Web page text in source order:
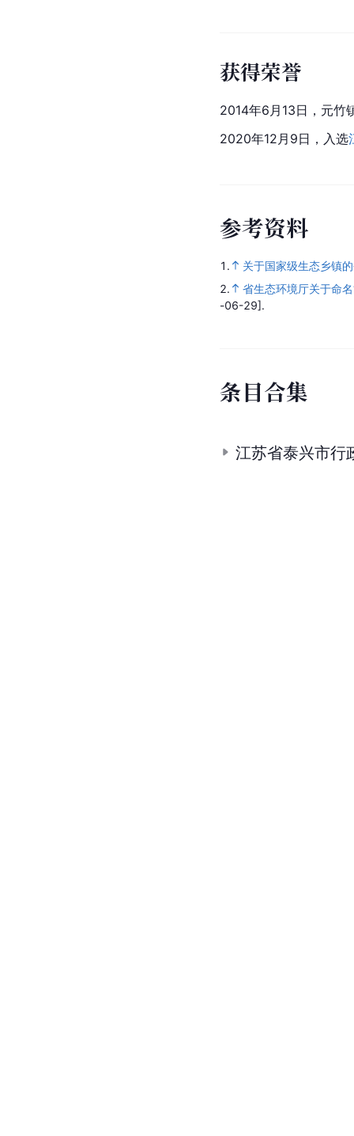
获得荣誉
2014年6月13日，元竹
2020年12月9日，入选
参考资料
1.
关于国家级生态乡镇
2.
省生态环境厅关于命
-06-29].
条目合集
江苏省泰兴市行